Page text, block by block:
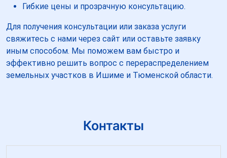
Гибкие цены и прозрачную консультацию.
Для получения консультации или заказа услуги
свяжитесь с нами через сайт или оставьте заявку
иным способом. Мы поможем вам быстро и
эффективно решить вопрос с перераспределением
земельных участков в Ишиме и Тюменской области.
Контакты